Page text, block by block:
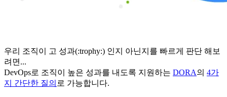
우리 조직이 고 성과(:trophy:) 인지 아닌지를 빠르게 판단 해보
려면...
DevOps로 조직이 높은 성과를 내도록 지원하는 DORA의 4가
지 간단한 질의 로 가능합니다.